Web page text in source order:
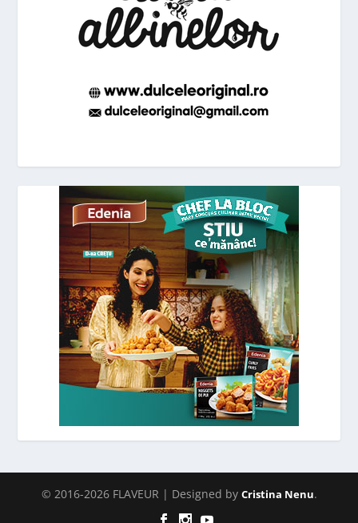
© 2016-2026 FLAVEUR | Designed by Cristina Nenu.